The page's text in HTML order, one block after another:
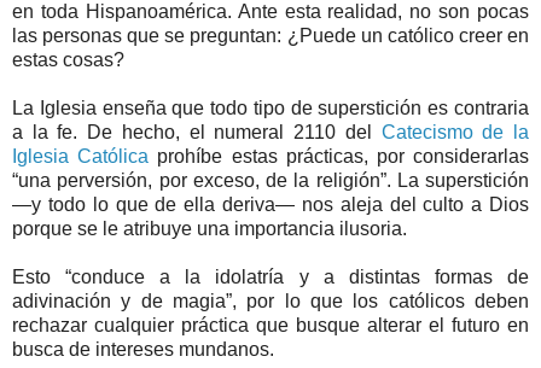
en toda Hispanoamérica. Ante esta realidad, no son pocas
las personas que se preguntan: ¿Puede un católico creer en
estas cosas?
La Iglesia enseña que todo tipo de superstición es contraria
a la fe. De hecho, el numeral 2110 del Catecismo de la
Iglesia Católica prohíbe estas prácticas, por considerarlas
“una perversión, por exceso, de la religión”. La superstición
—y todo lo que de ella deriva— nos aleja del culto a Dios
porque se le atribuye una importancia ilusoria.
Esto “conduce a la idolatría y a distintas formas de
adivinación y de magia”, por lo que los católicos deben
rechazar cualquier práctica que busque alterar el futuro en
busca de intereses mundanos.